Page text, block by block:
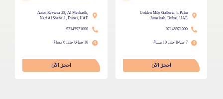
Golden Mile Galleria 4, Palm
Jumeirah, Dubai, UAE
97145971000
7 صباحًا حتى 10 مساءً
احجز الآن
Azizi Reviera 28, Al Merkadh,
Nad Al Sheba 1, Dubai, UAE
97145971000
10 صباحًا حتى 6 مساءً
احجز الآن